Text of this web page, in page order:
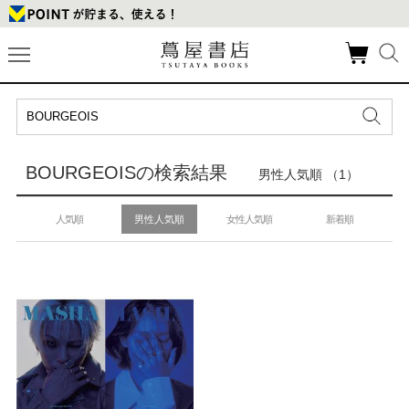
BOURGEOISの検索結果 男性人気順 （1）
人気順 男性人気順 女性人気順 新着順